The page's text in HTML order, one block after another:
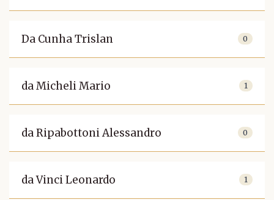
Da Cunha Trislan 0
da Micheli Mario 1
da Ripabottoni Alessandro 0
da Vinci Leonardo 1